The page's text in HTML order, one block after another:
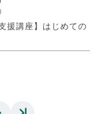
援講座】はじめての